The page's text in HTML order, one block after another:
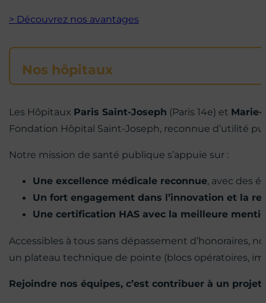
> Découvrez nos avantages
Nos hôpitaux
Les Hôpitaux Paris Saint-Joseph (Paris 14e) et Marie-
Fondation Hôpital Saint-Joseph, reconnue d’utilité
Notre mission de santé publique s’appuie sur :
Une excellence médicale reconnue, avec des
Un fort engagement dans l’innovation et la
Une certification HAS avec la meilleure
Accessibles à tous sans dépassement d’honoraires,
un plateau technique de pointe (blocs opératoires,
Rejoindre nos équipes, c’est contribuer à un